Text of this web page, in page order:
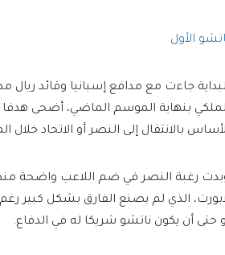
الأول
جاءت مع مدافع إسبانيا وقائد ريال
بنهاية الموسم الماضي، أضحى هدفا
بالانتقال إلى النصر أو الاتحاد خلال
رغبة النصر في ضم اللاعب واضحة منذ
الذي لم يصنع الفارق بشكل كبير
حتى أن يكون ناتشو شريكا له في الدفاع.